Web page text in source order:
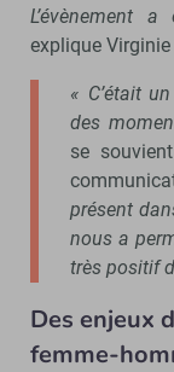
L’évènement
explique
« C’était
des
se souvient
présent
nous a
très positif
Des enjeux
femme-